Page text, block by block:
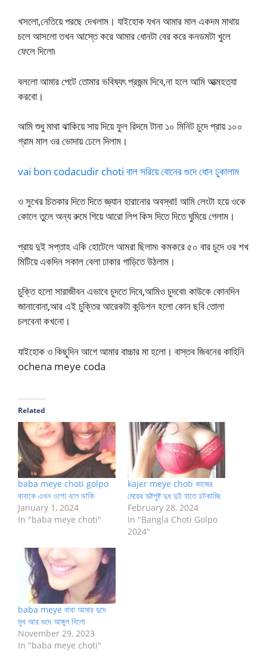
খসলো,নেতিয়ে পরছে দেখলাম। যাইহোক যখন আমার মাল একদম মাথায়
চলে আসলো তখন আস্তে করে আমার ধোনটা বের করে কনডমটা খুলে
ফেলে দিলো৷
বললো আমার পেটে তোমার ভবিষ্যৎ প্রজন্ম দিবে,না হলে আমি আত্মহত্যা
করবো।
আমি শুধু মাথা ঝাকিয়ে সায় দিয়ে ফুল রিদমে টানা ১০ মিনিট চুদে প্রায় ১০০
গ্রাম মাল ওর ভোদায় ঢেলে দিলাম।
vai bon codacudir choti বাল সরিয়ে বোনের গুদে ধোন ঢুকালাম
ও সুখের চিতকার দিতে দিতে জ্ঞ্যান হারানোর অবস্থা! আমি লেংটা হয়ে ওকে
কোলে তুলে অন্য রুমে গিয়ে আরো লিপ কিস দিতে দিতে ঘুমিয়ে গেলাম।
প্রায় দুই সপ্তাহ একি হোটেলে আমরা ছিলাম৷ কমকরে ৫০ বার চুদে ওর শখ
মিটিয়ে একদিন সকাল বেলা ঢাকার গাড়িতে উঠলাম।
চুক্তি হলো সারাজীবন এভাবে চুদতে দিবে,আমিও চুদবো৷ কাউকে কোনদিন
জানাবোনা,আর এই চুক্তির আরেকটা কন্ডিশন হলো কোন ছবি তোলা
চলবেনা কখনো।
যাইহোক ও কিছুদিন আগে আমার বাচ্চার মা হলো। বাস্তব জিবনের কাহিনি
ochena meye coda
Related
baba meye choti golpo
বাবাকে এখন ওগো বলে ডাকি
January 1, 2024
In "baba meye choti"
kajer meye choti কাজের
মেয়ের হৃষ্টপুষ্ট দুধ দুই হাতে চটকাচ্ছি
February 28, 2024
In "Bangla Choti Golpo
2024"
baba meye বাবা আমার দুদে
মুখ আর গুদে আঙ্গুল দিলো
November 29, 2023
In "baba meye choti"